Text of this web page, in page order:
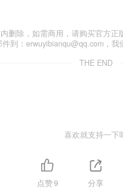
删除，如需商用，请购买官方
到：erwuyibianqu@qq.com，
THE END
喜欢就支持一下
点赞9 分享